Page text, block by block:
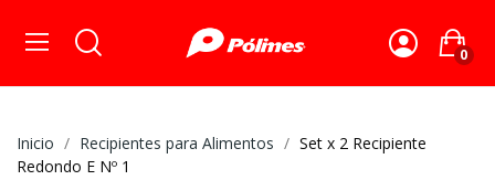
0
Inicio Recipientes para Alimentos
Set x 2 Recipiente
Redondo E Nº 1